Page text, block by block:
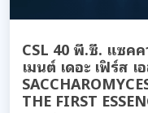
CSL 40 พี.ซี. แซค
เมนต์ เดอะ เฟิร์ส เ
THE FIRST